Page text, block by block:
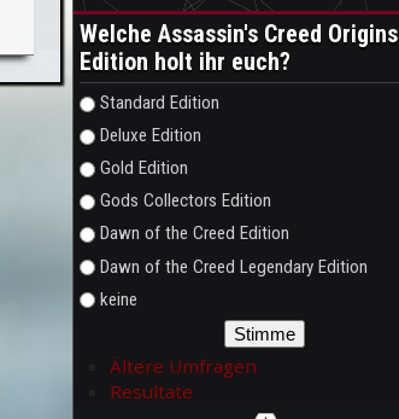
Welche Assassin's Creed Origins
Edition holt ihr euch?
Auswahlmöglichkeiten
Standard Edition
Deluxe Edition
Gold Edition
Gods Collectors Edition
Dawn of the Creed Edition
Dawn of the Creed Legendary Edition
keine
Ältere Umfragen
Resultate